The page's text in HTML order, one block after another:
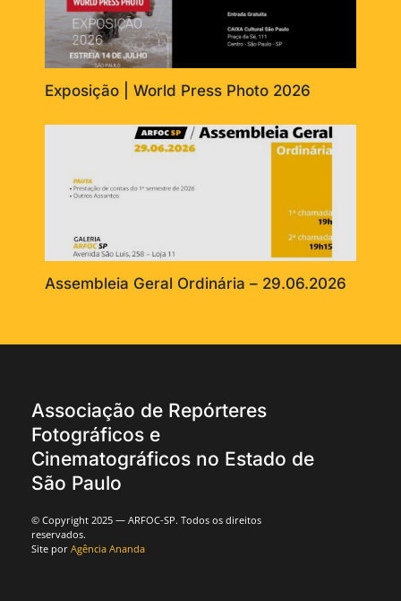
Exposição | World Press Photo 2026
Assembleia Geral Ordinária – 29.06.2026
Associação de Repórteres
Fotográficos e
Cinematográficos no Estado de
São Paulo
© Copyright 2025 — ARFOC-SP. Todos os direitos
reservados.
Site por Agência Ananda